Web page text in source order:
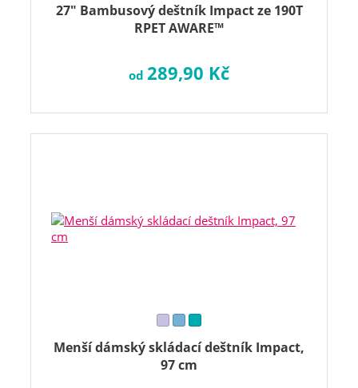
27" Bambusový deštník Impact ze 190T
RPET AWARE™
od 289,90 Kč
Menší dámský skládací deštník Impact,
97 cm